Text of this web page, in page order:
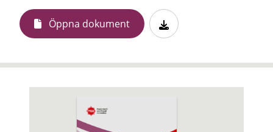
Öppna dokument